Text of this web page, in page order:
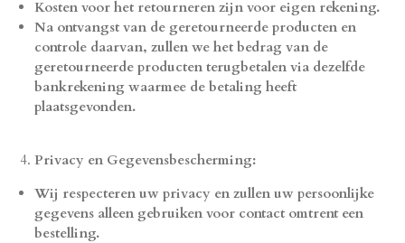
Kosten voor het retourneren zijn voor eigen rekening.
Na ontvangst van de geretourneerde producten en
controle daarvan, zullen we het bedrag van de
geretourneerde producten terugbetalen via dezelfde
bankrekening waarmee de betaling heeft
plaatsgevonden.
Privacy en Gegevensbescherming:
Wij respecteren uw privacy en zullen uw persoonlijke
gegevens alleen gebruiken voor contact omtrent een
bestelling.